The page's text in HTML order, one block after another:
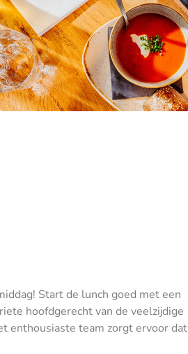
Start de lunch goed met een
hoofdgerecht van de veelzijdige
enthousiaste team zorgt ervoor dat